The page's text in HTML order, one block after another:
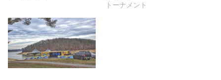
トーナメント